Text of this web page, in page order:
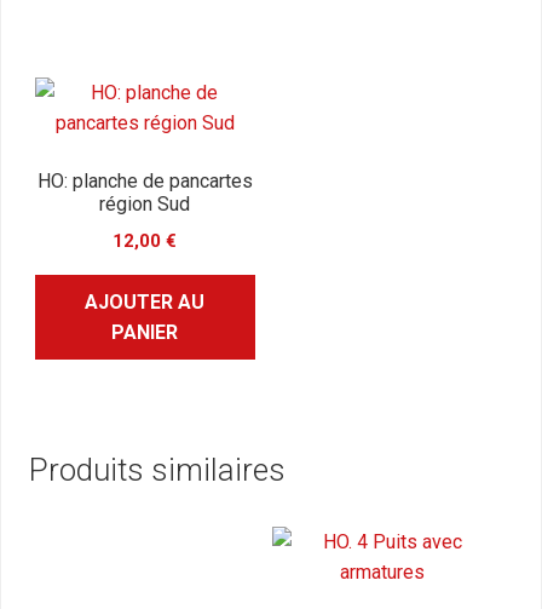
HO: planche de pancartes
région Sud
12,00€
AJOUTER AU
PANIER
Produits similaires